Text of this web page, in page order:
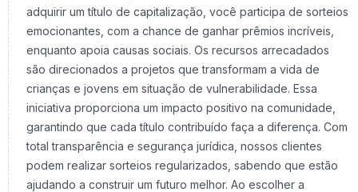
adquirir um título de capitalização, você participa de sorteios
emocionantes, com a chance de ganhar prêmios incríveis,
enquanto apoia causas sociais. Os recursos arrecadados
são direcionados a projetos que transformam a vida de
crianças e jovens em situação de vulnerabilidade. Essa
iniciativa proporciona um impacto positivo na comunidade,
garantindo que cada título contribuído faça a diferença. Com
total transparência e segurança jurídica, nossos clientes
podem realizar sorteios regularizados, sabendo que estão
ajudando a construir um futuro melhor. Ao escolher a